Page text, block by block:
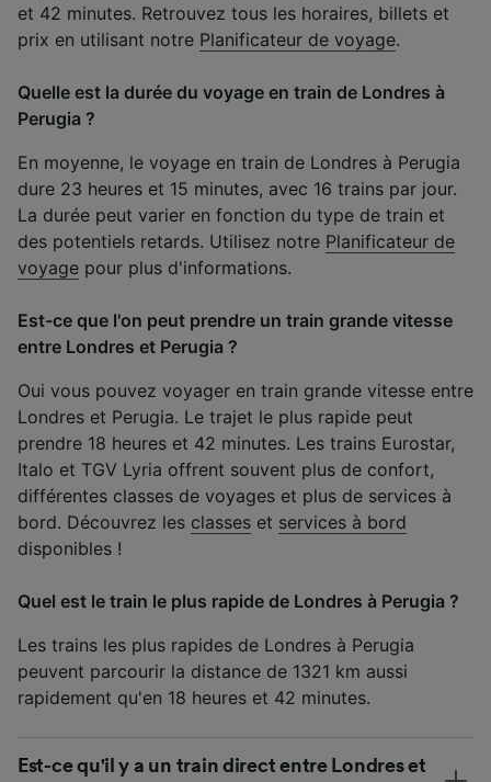
et 42 minutes. Retrouvez tous les horaires, billets et
prix en utilisant notre Planificateur de voyage.
Quelle est la durée du voyage en train de Londres à
Perugia ?
En moyenne, le voyage en train de Londres à Perugia
dure 23 heures et 15 minutes, avec 16 trains par jour.
La durée peut varier en fonction du type de train et
des potentiels retards. Utilisez notre Planificateur de
voyage pour plus d'informations.
Est-ce que l'on peut prendre un train grande vitesse
entre Londres et Perugia ?
Oui vous pouvez voyager en train grande vitesse entre
Londres et Perugia. Le trajet le plus rapide peut
prendre 18 heures et 42 minutes. Les trains Eurostar,
Italo et TGV Lyria offrent souvent plus de confort,
différentes classes de voyages et plus de services à
bord. Découvrez les classes et services à bord
disponibles !
Quel est le train le plus rapide de Londres à Perugia ?
Les trains les plus rapides de Londres à Perugia
peuvent parcourir la distance de 1321 km aussi
rapidement qu'en 18 heures et 42 minutes.
Est-ce qu'il y a un train direct entre Londres et